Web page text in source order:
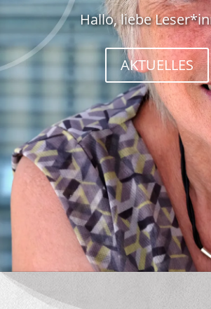
Hallo, liebe
AKTUELLES